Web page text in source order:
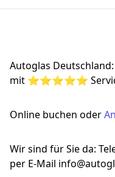
Autoglas
mit ⭐⭐⭐⭐⭐
Online buchen oder
Wir sind für Sie da:
per E-Mail